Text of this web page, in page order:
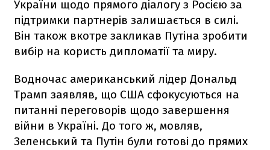
України щодо прямого діалогу з Росією за
підтримки партнерів залишається в силі.
Він також вкотре закликав Путіна зробити
вибір на користь дипломатії та миру.
Водночас американський лідер Дональд
Трамп заявляв, що США сфокусуються на
питанні переговорів щодо завершення
війни в Україні. До того ж, мовляв,
Зеленський та Путін були готові до прямих